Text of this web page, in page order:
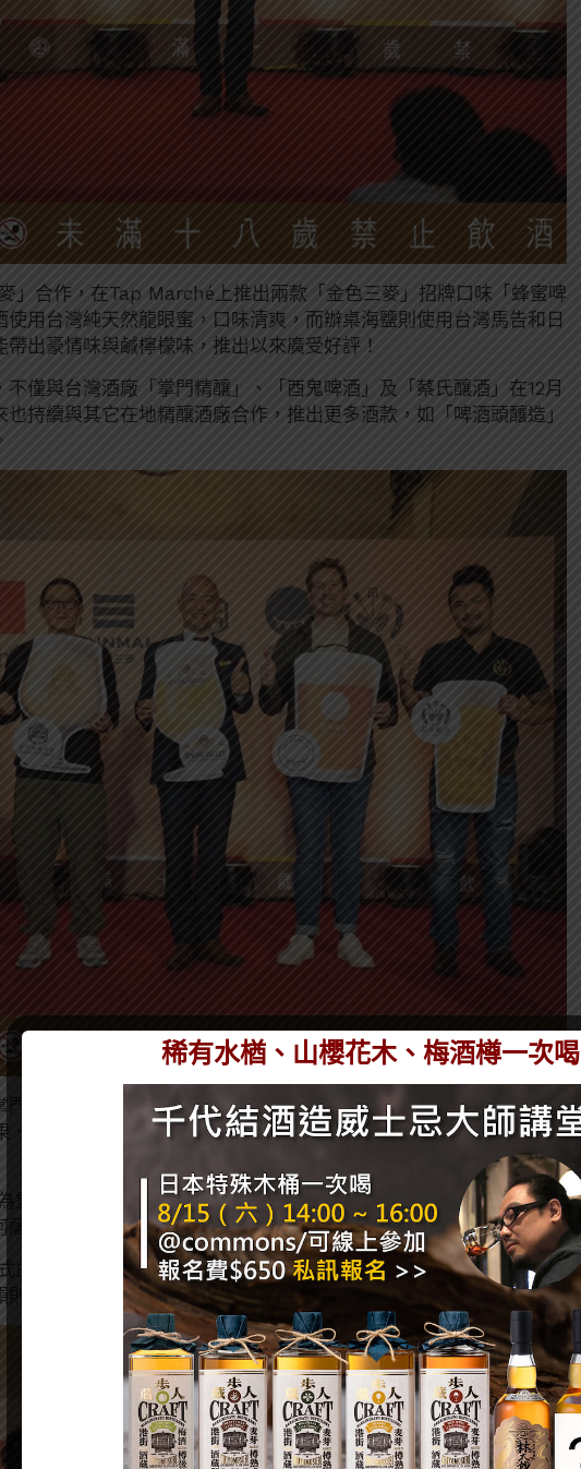
」合作，在Tap Marché上推出兩款「金色三麥」招牌口味「蜂蜜啤
用台灣純天然龍眼蜜，口味清爽，而辦桌海鹽則使用台灣馬告和日
出豪情味與鹹檸檬味，推出以來廣受好評！
僅與台灣酒廠「掌門精釀」、「酉鬼啤酒」及「蔡氏釀酒」在12月
持續與其它在地精釀酒廠合作，推出更多酒款，如「啤酒頭釀造」
門精釀」祭出經典酒款「山霧」，「山霧」是此次合作酒款中酒精濃
、荔枝、芒果等台灣水果味，苦度較低，必定讓喜愛水果風味的消費
靈感的「吐司去（掉的）邊大冰紅」清爽拉格啤酒與台灣麒麟合
姆紅茶，帶出熟悉的阿薩姆茶韻；愛嚐鮮的消費者不容錯過。
血統風格的「液態夏天金黃愛爾」供挑選，此款酒淡雅清香，一入
帶有餅乾香氣，是款相當輕爽易飲，男女皆宜的啤酒。
稀有水楢、山櫻花木、梅酒樽一次喝